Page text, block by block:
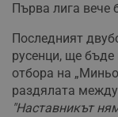
Първа лига вече
Последният
русенци, ще
отбора на
раздялата
"Наставникът